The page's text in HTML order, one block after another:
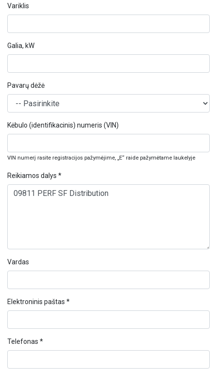
Variklis
Galia, kW
Pavarų dėžė
Kėbulo (identifikacinis) numeris (VIN)
VIN numerį rasite registracijos pažymėjime, „E“ raide pažymėtame laukelyje
Reikiamos dalys *
Vardas
Elektroninis paštas *
Telefonas *